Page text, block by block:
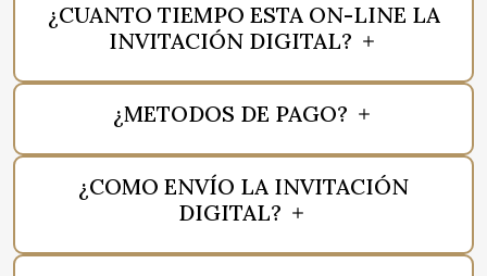
¿CUANTO TIEMPO ESTA ON-LINE LA
INVITACIÓN DIGITAL?
¿METODOS DE PAGO?
¿COMO ENVÍO LA INVITACIÓN
DIGITAL?